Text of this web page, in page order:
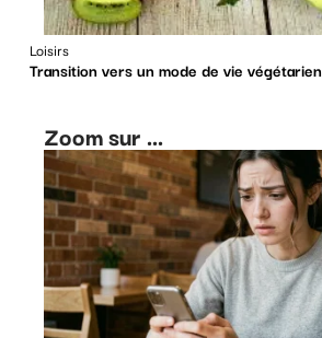
Loisirs
Transition vers un mode de vie végétarien
Zoom sur ...